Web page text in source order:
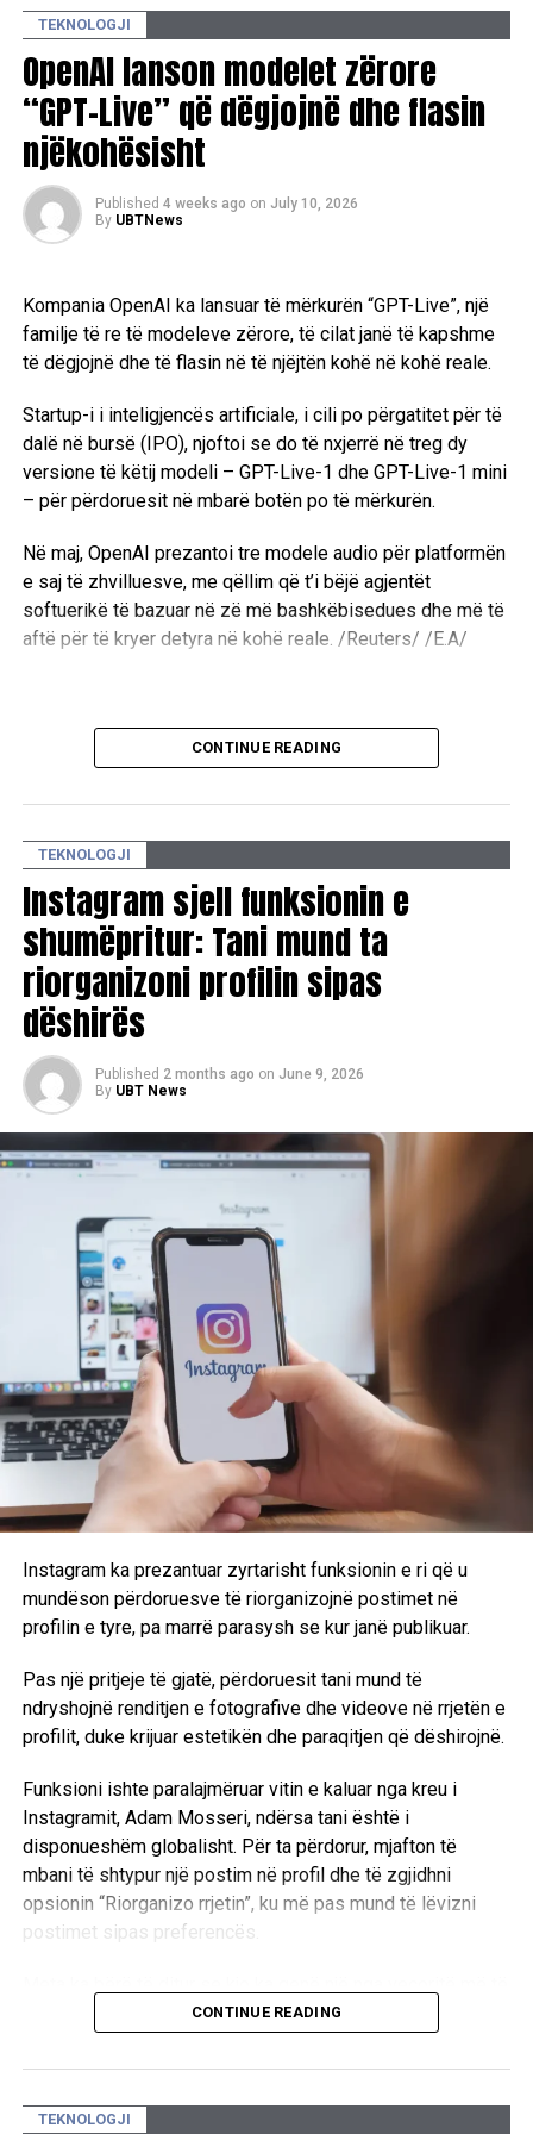
TEKNOLOGJI
OpenAI lanson modelet zërore
“GPT-Live” që dëgjojnë dhe flasin
njëkohësisht
Published 4 weeks ago on July 10, 2026
By UBTNews
Kompania OpenAI ka lansuar të mërkurën “GPT-Live”, një
familje të re të modeleve zërore, të cilat janë të kapshme
të dëgjojnë dhe të flasin në të njëjtën kohë në kohë reale.
Startup-i i inteligjencës artificiale, i cili po përgatitet për të
dalë në bursë (IPO), njoftoi se do të nxjerrë në treg dy
versione të këtij modeli – GPT-Live-1 dhe GPT-Live-1 mini
– për përdoruesit në mbarë botën po të mërkurën.
Në maj, OpenAI prezantoi tre modele audio për platformën
e saj të zhvilluesve, me qëllim që t’i bëjë agjentët
softuerikë të bazuar në zë më bashkëbisedues dhe më të
aftë për të kryer detyra në kohë reale. /Reuters/ /E.A/
CONTINUE READING
TEKNOLOGJI
Instagram sjell funksionin e
shumëpritur: Tani mund ta
riorganizoni profilin sipas
dëshirës
Published 2 months ago on June 9, 2026
By UBT News
Instagram ka prezantuar zyrtarisht funksionin e ri që u
mundëson përdoruesve të riorganizojnë postimet në
profilin e tyre, pa marrë parasysh se kur janë publikuar.
Pas një pritjeje të gjatë, përdoruesit tani mund të
ndryshojnë renditjen e fotografive dhe videove në rrjetën e
profilit, duke krijuar estetikën dhe paraqitjen që dëshirojnë.
Funksioni ishte paralajmëruar vitin e kaluar nga kreu i
Instagramit, Adam Mosseri, ndërsa tani është i
disponueshëm globalisht. Për ta përdorur, mjafton të
mbani të shtypur një postim në profil dhe të zgjidhni
opsionin “Riorganizo rrjetin”, ku më pas mund të lëvizni
postimet sipas preferencës.
kërkuara nga përdoruesit e Instagramit, duke shtuar se
të mirë të mundshme.
Megjithatë, postimet e fiksuara (pinned posts) do të
CONTINUE READING
TEKNOLOGJI